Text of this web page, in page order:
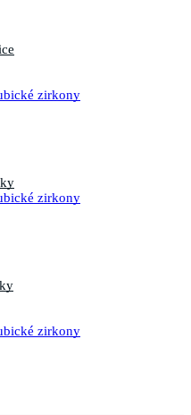
zirkony
zirkony
zirkony